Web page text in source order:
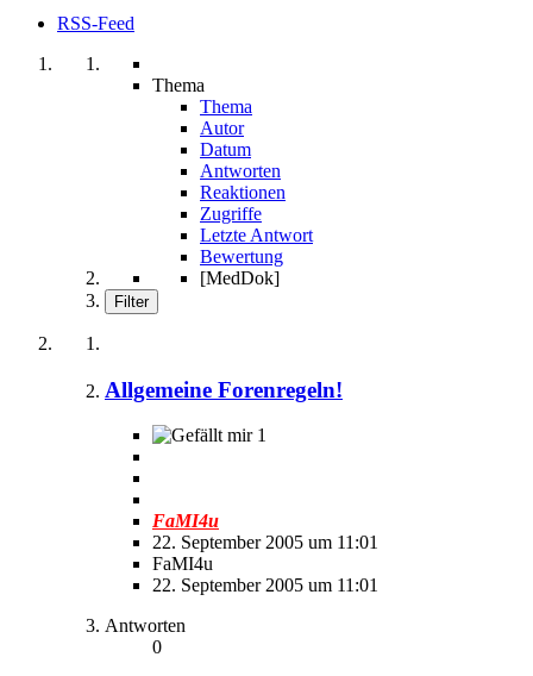
RSS-Feed
Thema
Thema
Autor
Datum
Antworten
Reaktionen
Zugriffe
Letzte Antwort
Bewertung
[MedDok]
Filter
Allgemeine Forenregeln!
1
FaMI4u
22. September 2005 um 11:01
FaMI4u
22. September 2005 um 11:01
Antworten
0